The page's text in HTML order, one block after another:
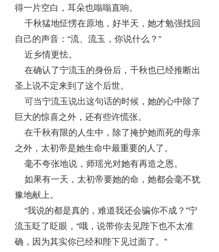
得一片空白，耳朵也嗡嗡直响。
千秋猛地怔愣在原地，好半天，她才勉强找回
自己的声音：“流、流玉，你说什么？”
近乡情更怯。
在确认了宁流玉的身份后，千秋也已经推断出
圣上说不定来到了这个后世。
可当宁流玉说出这句话的时候，她的心中除了
巨大的惊喜之外，还有些许慌张。
在千秋有限的人生中，除了掩护她而死的母亲
之外，太初帝是她生命中最重要的人了。
毫不夸张地说，师瑶光对她有再造之恩。
如果有一天，太初帝要她的命，她都会毫不犹
豫地献上。
“我说的都是真的，难道我还会骗你不成？”宁
流玉眨了眨眼，“哦，说带你去见陛下也不太准
确，因为其实你已经和陛下见过面了。”